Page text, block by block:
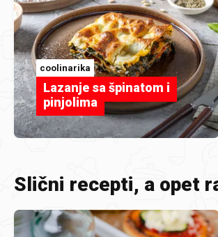
coolinarika
Lazanje sa špinatom i
pinjolima
Slični recepti, a opet